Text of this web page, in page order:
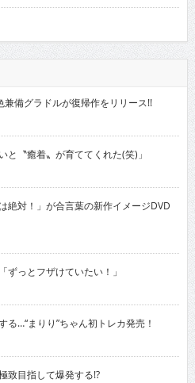
備グラドルが復帰作をリリース!!
〝癒着〟が育ててくれた(笑)」
対！」が合言葉の新作イメージDVD
っとフザけていたい！」
…“まりり”ちゃん初トレカ発売！
致目指して爆発する!?